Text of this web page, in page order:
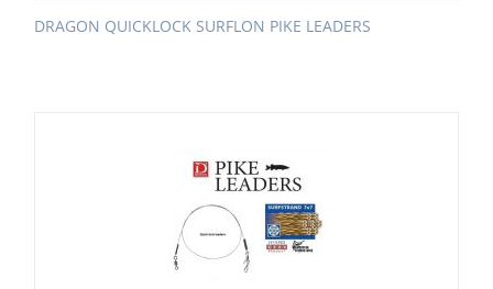
DRAGON QUICKLOCK SURFLON PIKE LEADERS